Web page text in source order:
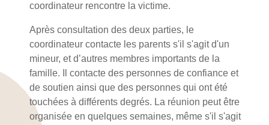
coordinateur rencontre la victime.
Après consultation des deux parties, le
coordinateur contacte les parents s'il s'agit d'un
mineur, et d’autres membres importants de la
famille. Il contacte des personnes de confiance et
de soutien ainsi que des personnes qui ont été
touchées à différents degrés. La réunion peut être
organisée en quelques semaines, même s'il s'agit